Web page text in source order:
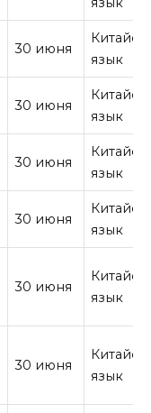
30 июня
язык
30 июня
язык
30 июня
язык
30 июня
язык
30 июня
язык
30 июня
язык